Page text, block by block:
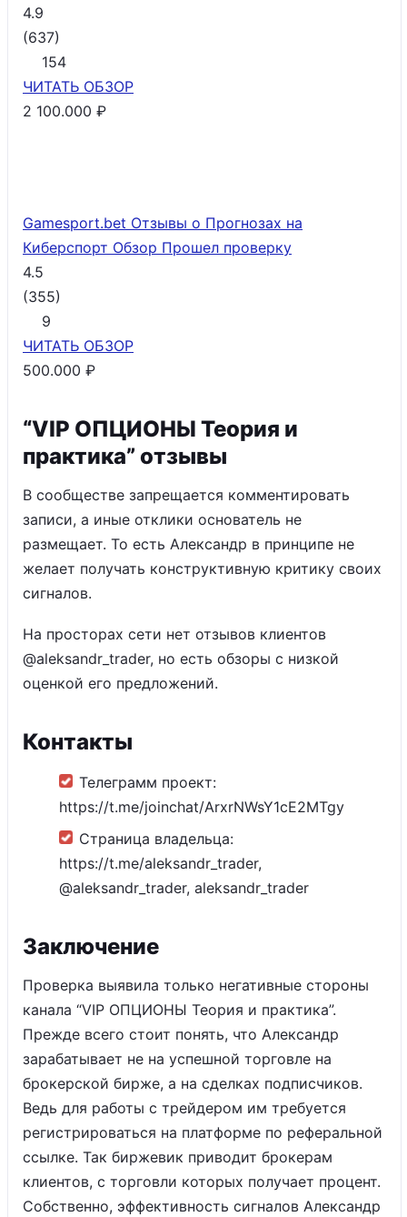
4.9
(637)
154
ЧИТАТЬ ОБЗОР
2 100.000 ₽
Gamesport.bet Отзывы о Прогнозах на
Киберспорт Обзор Прошел проверку
4.5
(355)
9
ЧИТАТЬ ОБЗОР
500.000 ₽
“VIP ОПЦИОНЫ Теория и
практика” отзывы
В сообществе запрещается комментировать
записи, а иные отклики основатель не
размещает. То есть Александр в принципе не
желает получать конструктивную критику своих
сигналов.
На просторах сети нет отзывов клиентов
@aleksandr_trader, но есть обзоры с низкой
оценкой его предложений.
Контакты
Телеграмм проект:
https://t.me/joinchat/ArxrNWsY1cE2MTgy
Страница владельца:
https://t.me/aleksandr_trader,
@aleksandr_trader, aleksandr_trader
Заключение
Проверка выявила только негативные стороны
канала “VIP ОПЦИОНЫ Теория и практика”.
Прежде всего стоит понять, что Александр
зарабатывает не на успешной торговле на
брокерской бирже, а на сделках подписчиков.
Ведь для работы с трейдером им требуется
регистрироваться на платформе по реферальной
ссылке. Так биржевик приводит брокерам
клиентов, с торговли которых получает процент.
Собственно, эффективность сигналов Александр